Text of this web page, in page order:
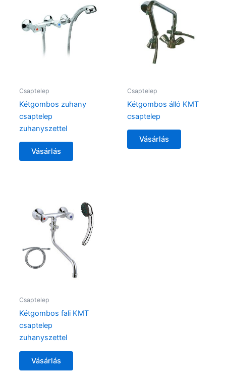
Csaptelep
Kétgombos zuhany
csaptelep
zuhanyszettel
Vásárlás
Csaptelep
Kétgombos álló KMT
csaptelep
Vásárlás
Csaptelep
Kétgombos fali KMT
csaptelep
zuhanyszettel
Vásárlás